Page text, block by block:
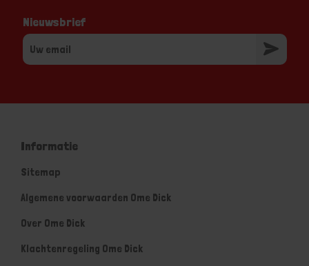
Nieuwsbrief
Informatie
Sitemap
Algemene voorwaarden Ome Dick
Over Ome Dick
Klachtenregeling Ome Dick